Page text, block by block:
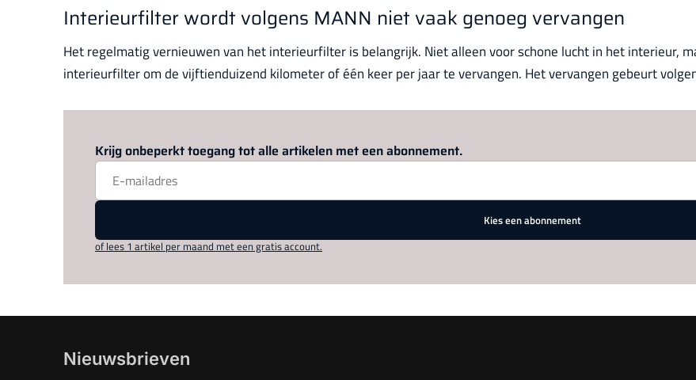
Interieurfilter wordt volgens MANN niet vaak genoeg vervangen
Het regelmatig vernieuwen van het interieurfilter is belangrijk. Niet alleen voor schone lucht in het interieur,
interieurfilter om de vijftienduizend kilometer of één keer per jaar te vervangen. Het vervangen gebeurt
Krijg onbeperkt toegang tot alle artikelen met een abonnement.
Kies een abonnement
of lees 1 artikel per maand met een gratis account.
Nieuwsbrieven